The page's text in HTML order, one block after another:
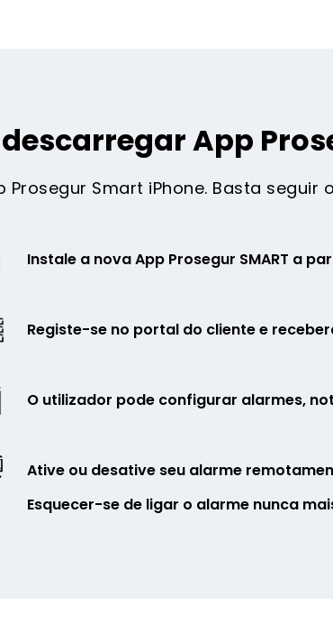
App
Prosegur Smart iPhone. Basta seguir
Instale a nova App Prosegur SMART a
Registe-se no portal do cliente e
O utilizador pode configurar alarmes,
Ative ou desative seu alarme
Esquecer-se de ligar o alarme nunca